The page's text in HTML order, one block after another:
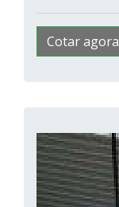
Cotar agora